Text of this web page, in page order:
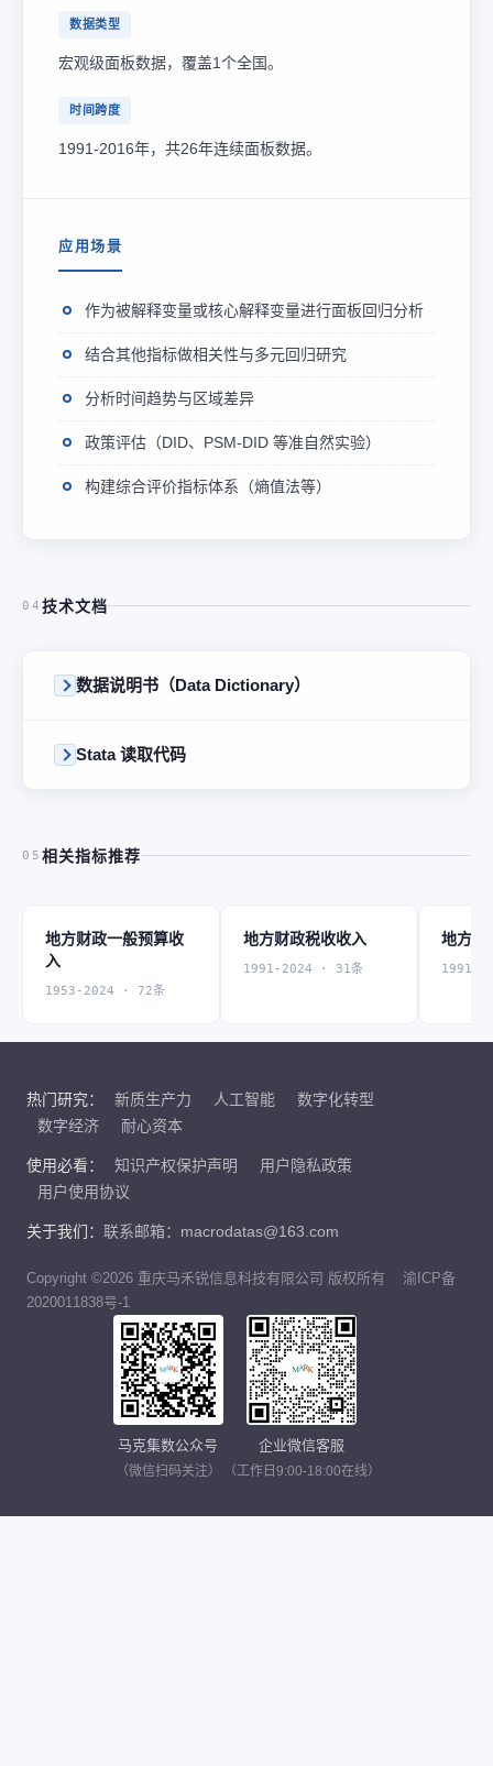
数据类型
宏观级面板数据，覆盖1个全国。
时间跨度
1991-2016年，共26年连续面板数据。
应用场景
作为被解释变量或核心解释变量进行面板回归分析
结合其他指标做相关性与多元回归研究
分析时间趋势与区域差异
政策评估（DID、PSM-DID 等准自然实验）
构建综合评价指标体系（熵值法等）
04 技术文档
数据说明书（Data Dictionary）
Stata 读取代码
05 相关指标推荐
地方财政一般预算收
入
1953-2024 · 72条
地方财政税收收入
1991-2024 · 31条
地方财
1991-
热门研究： 新质生产力 人工智能
数字化转型
数字经济
耐心资本
使用必看： 知识产权保护声明
用户隐私政策
用户使用协议
关于我们： 联系邮箱：macrodatas@163.com
Copyright ©2026 重庆马禾锐信息科技有限公司 版权所有
渝ICP备
2020011838号-1
马克集数公众号
（微信扫码关注）
企业微信客服
（工作日9:00-18:00在线）